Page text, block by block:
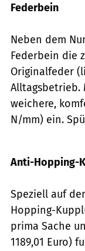
Federbein
Neben dem
Federbein die
Originalfeder
Alltagsbetrieb.
weichere,
N/mm) ein.
Anti-Hopping-
Speziell auf
Hopping-
prima Sache
1189,01 Euro)